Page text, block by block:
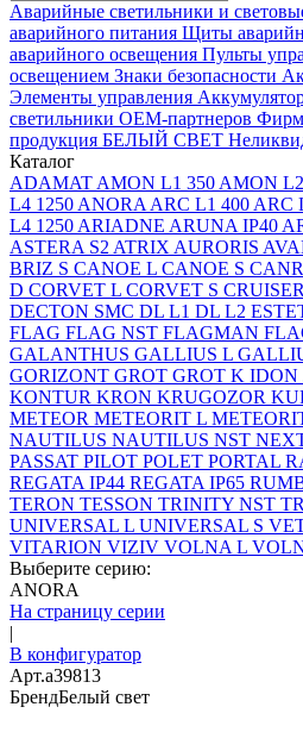
Аварийные светильники и
аварийного питания Щиты
аварийного освещения Пульты
освещением Знаки безопасности
Элементы управления
светильники ОЕМ-партнеров
продукция БЕЛЫЙ СВЕТ
Каталог
ADAMAT AMON L1 350 AMON
L4 1250 ANORA ARC L1 400 ARC
L4 1250 ARIADNE ARUNA IP40
ASTERA S2 ATRIX AURORIS
BRIZ S CANOE L CANOE S
D CORVET L CORVET S CRUISER
DECTON SMC DL L1 DL L2
FLAG FLAG NST FLAGMAN
GALANTHUS GALLIUS L
GORIZONT GROT GROT K IDON
KONTUR KRON KRUGOZOR
METEOR METEORIT L
NAUTILUS NAUTILUS NST
PASSAT PILOT POLET PORTAL
REGATA IP44 REGATA IP65
TERON TESSON TRINITY NST
UNIVERSAL L UNIVERSAL S
VITARION VIZIV VOLNA L
Выберите серию:
ANORA
На страницу серии
|
В конфигуратор
Арт.a39813
БрендБелый свет